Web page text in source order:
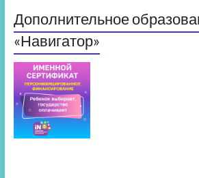
Дополнительное
«Навигатор»